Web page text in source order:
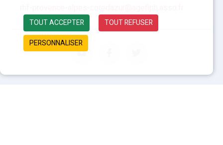
TOUT ACCEPTER
TOUT REFUSER
PERSONNALISER